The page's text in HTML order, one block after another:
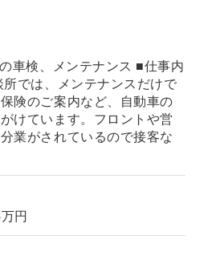
車検、メンテナンス ■仕事内
では、メンテナンスだけで
険のご案内など、自動車の
けています。フロントや営
業がされているので接客な
円